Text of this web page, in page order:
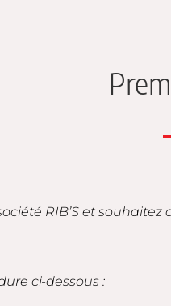
RIB’S et
ci-dessous :